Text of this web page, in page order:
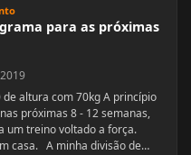
para as próximas
próximas 8 - 12 semanas,
um treino voltado a força.
divisão de